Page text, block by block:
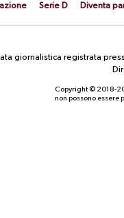
Serie D Diventa
giornalistica registrata
Copyright © 2018-
non possono